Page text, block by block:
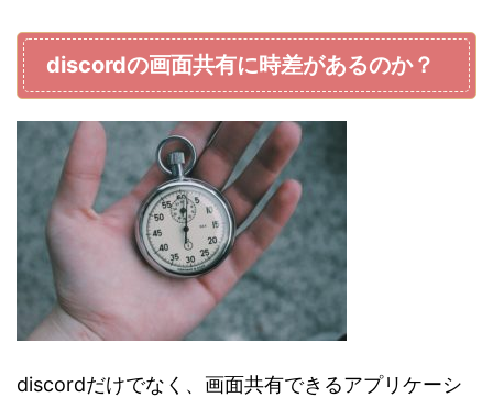
discordの画面共有に時差があるのか？
discordだけでなく、画面共有できるアプリケーシ